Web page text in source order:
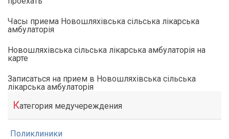
Часы приема Новошляхівська сільська лікарська
амбулаторія
Новошляхівська сільська лікарська амбулаторія на
карте
Записаться на прием в Новошляхівська сільська
лікарська амбулаторія
Категория медучереждения
Поликлиники